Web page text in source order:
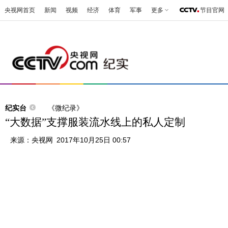
央视网首页 新闻 视频 经济 体育 军事 更多 节目官网
纪实台 《微纪录》
“大数据”支撑服装流水线上的私人定制
来源： 央视网 2017年10月25日 00:57